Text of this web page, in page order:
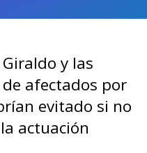
y las
afectados por
evitado si no
actuación